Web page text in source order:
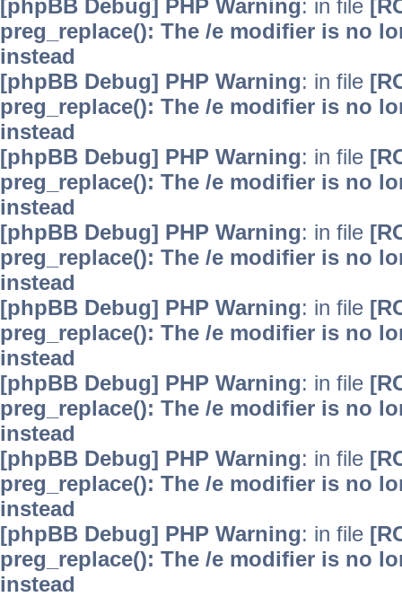
[phpBB Debug] PHP Warning: in file
preg_replace(): The /e modifier is no
instead
[phpBB Debug] PHP Warning: in file
preg_replace(): The /e modifier is no
instead
[phpBB Debug] PHP Warning: in file
preg_replace(): The /e modifier is no
instead
[phpBB Debug] PHP Warning: in file
preg_replace(): The /e modifier is no
instead
[phpBB Debug] PHP Warning: in file
preg_replace(): The /e modifier is no
instead
[phpBB Debug] PHP Warning: in file
preg_replace(): The /e modifier is no
instead
[phpBB Debug] PHP Warning: in file
preg_replace(): The /e modifier is no
instead
[phpBB Debug] PHP Warning: in file
preg_replace(): The /e modifier is no
instead